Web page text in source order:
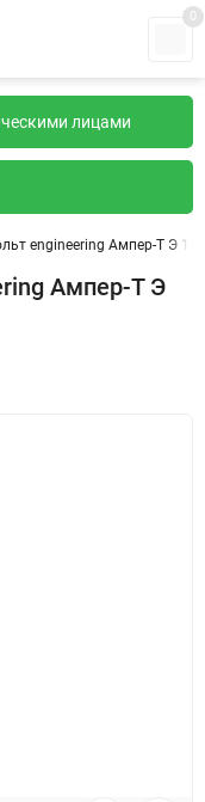
0
лицами
engineering Ампер-Т Э
Ампер-Т Э